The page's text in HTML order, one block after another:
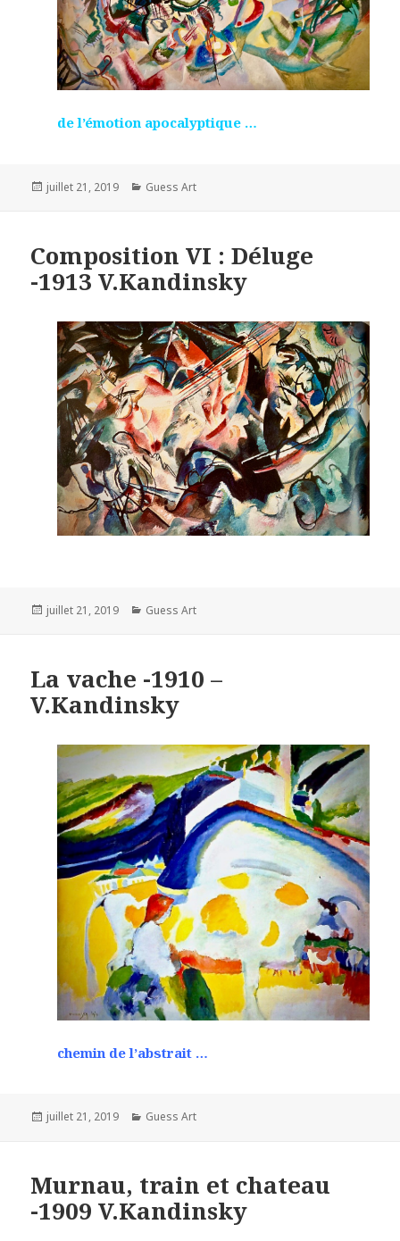
de l’émotion apocalyptique …
Posted
juillet 21, 2019 Categories
Guess Art
Composition VI : Déluge
-1913 V.Kandinsky
Posted
juillet 21, 2019 Categories
Guess Art
La vache -1910 –
V.Kandinsky
chemin de l’abstrait …
Posted
juillet 21, 2019 Categories
Guess Art
Murnau, train et chateau
-1909 V.Kandinsky